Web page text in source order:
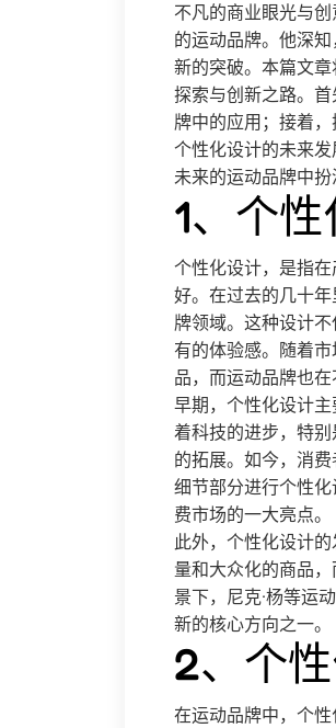
不凡的商业眼光与
的运动品牌。他深
新的突破。本篇文
探索与创新之路。
牌中的应用；接着
个性化设计的未来
未来的运动品牌中扮
1、个
个性化设计，是指
好。在过去的几十
牌领域。这种设计
有的体验感。随着
品，而运动品牌也
早期，个性化设计
着科技的进步，特
的拓展。如今，消
细节部分进行个性
费市场的一大亮点。
此外，个性化设计
量和大众化的商品
景下，尼克·杨等运
新的核心方向之一。
2、个
在运动品牌中，个